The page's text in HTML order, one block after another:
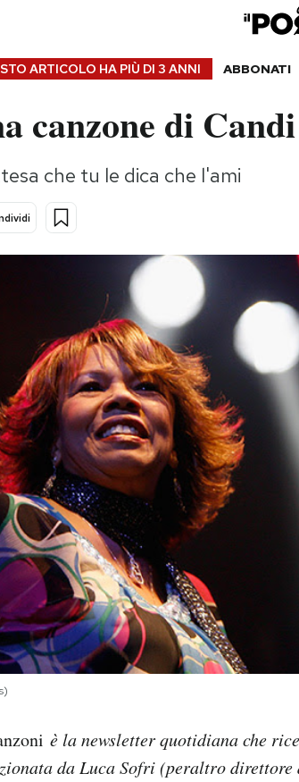
ARTICOLO HA PIÙ DI 3 ANNI ABBONATI
canzone di
che tu le dica che l'ami
è la newsletter quotidiana che
da Luca Sofri (peraltro